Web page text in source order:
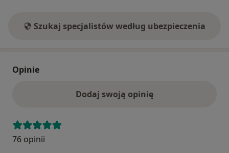
Szukaj specjalistów według ubezpieczenia
Opinie
Dodaj swoją opinię
76 opinii